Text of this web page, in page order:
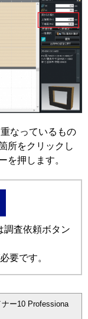
なっているもの
所をクリックし
を押します。
調査依頼ボタン
要です。
ー10 Professiona